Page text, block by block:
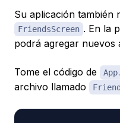
Su aplicación también
FriendsScreen . En la
podrá agregar nuevos
Tome el código de
archivo llamado